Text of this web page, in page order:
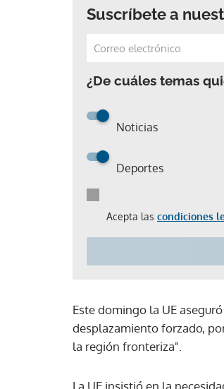
Suscríbete a
¿De cuáles temas
Noticias
Deportes
Acepta las condiciones
Este domingo la UE
desplazamiento forzado,
la región fronteriza".
La UE insistió en la